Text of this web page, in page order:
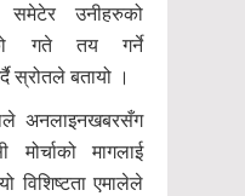
समेटेर उनीहरुको
गते तय गर्ने
स्रोतले बतायो ।
अनलाइनखबरसँग
मोर्चाको मागलाई
विशिष्टता एमालेले